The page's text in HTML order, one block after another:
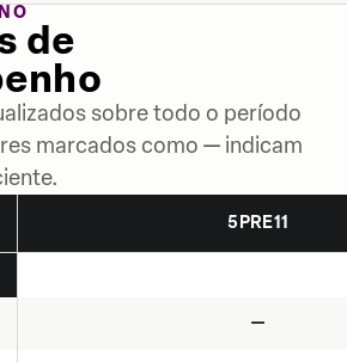
de
sobre todo o período
marcados como — indicam
5PRE11
—